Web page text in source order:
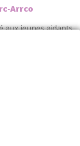
Arrco
aux jeunes aidants